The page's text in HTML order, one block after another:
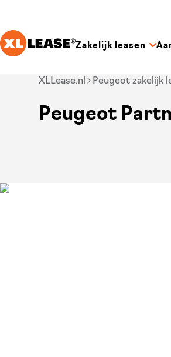
Zakelijk leasen
Je bent nu voorbij het hoofdmenu
XLLease.nl Peugeot zakelijk
Peugeot